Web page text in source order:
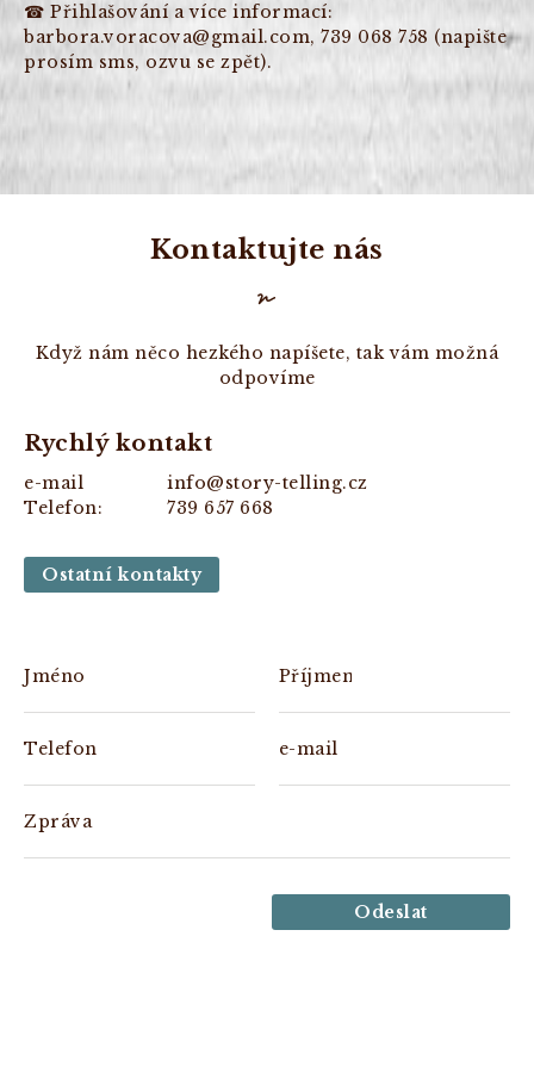
☎︎ Přihlašování a více informací:
barbora.voracova@gmail.com, 739 068 758 (napište
prosím sms, ozvu se zpět).
Kontaktujte nás
Když nám něco hezkého napíšete, tak vám možná
odpovíme
Rychlý kontakt
e-mail
info@story-telling.cz
Telefon:
739 657 668
Ostatní kontakty
Jméno Příjmení
Telefon e-mail
Zpráva
Odeslat